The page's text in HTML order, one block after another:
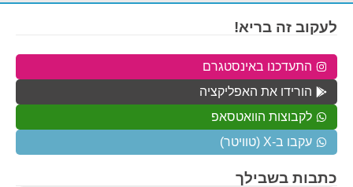
כתבות בשבילך
לעקוב זה בריא!
התעדכנו באינסטגרם
הורידו את האפליקציה
לקבוצות הוואטסאפ
עקבו ב-X (טוויטר)